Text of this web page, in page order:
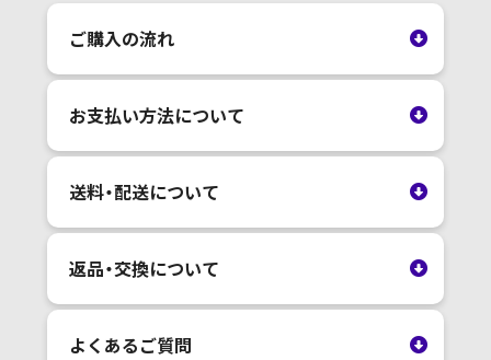
ご購入の流れ
お支払い方法について
送料・配送について
返品・交換について
よくあるご質問